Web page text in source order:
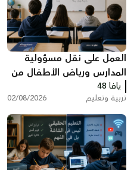
العمل على نقل مسؤولية
المدارس ورياض الأطفال من
وزارة التربية والتعليم إلى
البلديات
يافا 48
تربية وتعليم 02/08/2026